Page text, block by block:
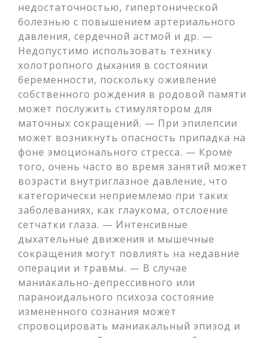
недостаточностью, гипертонической
болезнью с повышением артериального
давления, сердечной астмой и др. —
Недопустимо использовать технику
холотропного дыхания в состоянии
беременности, поскольку оживление
собственного рождения в родовой памяти
может послужить стимулятором для
маточных сокращений. — При эпилепсии
может возникнуть опасность припадка на
фоне эмоционального стресса. — Кроме
того, очень часто во время занятий может
возрасти внутриглазное давление, что
категорически неприемлемо при таких
заболеваниях, как глаукома, отслоение
сетчатки глаза. — Интенсивные
дыхательные движения и мышечные
сокращения могут повлиять на недавние
операции и травмы. — В случае
маниакально-депрессивного или
параноидального психоза состояние
измененного сознания может
спровоцировать маниакальный эпизод и